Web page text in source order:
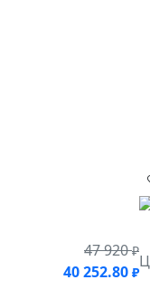
47 920₽
40 252.80 ₽